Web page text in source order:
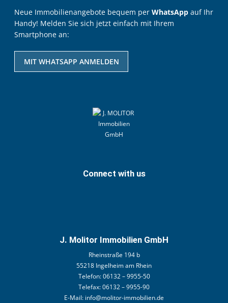
Neue Immobilienangebote bequem per WhatsApp auf Ihr
Handy! Melden Sie sich jetzt einfach mit Ihrem
Smartphone an:
MIT WHATSAPP ANMELDEN
Connect with us
J. Molitor Immobilien GmbH
Rheinstraße 194 b
55218 Ingelheim am Rhein
Telefon:06132 – 9955-50
Telefax:06132 – 9955-90
E-Mail: info@molitor-immobilien.de